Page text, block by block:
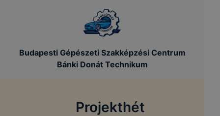
Budapesti Gépészeti Szakképzési Centrum
Bánki Donát Technikum
Projekthét